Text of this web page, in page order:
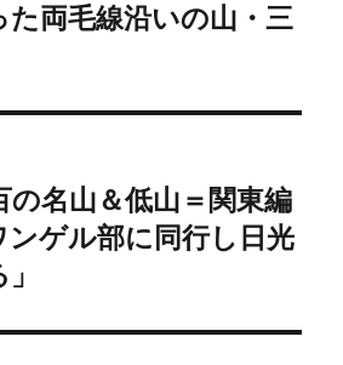
た両毛線沿いの山・三
の名山＆低山＝関東編
ンゲル部に同行し日光